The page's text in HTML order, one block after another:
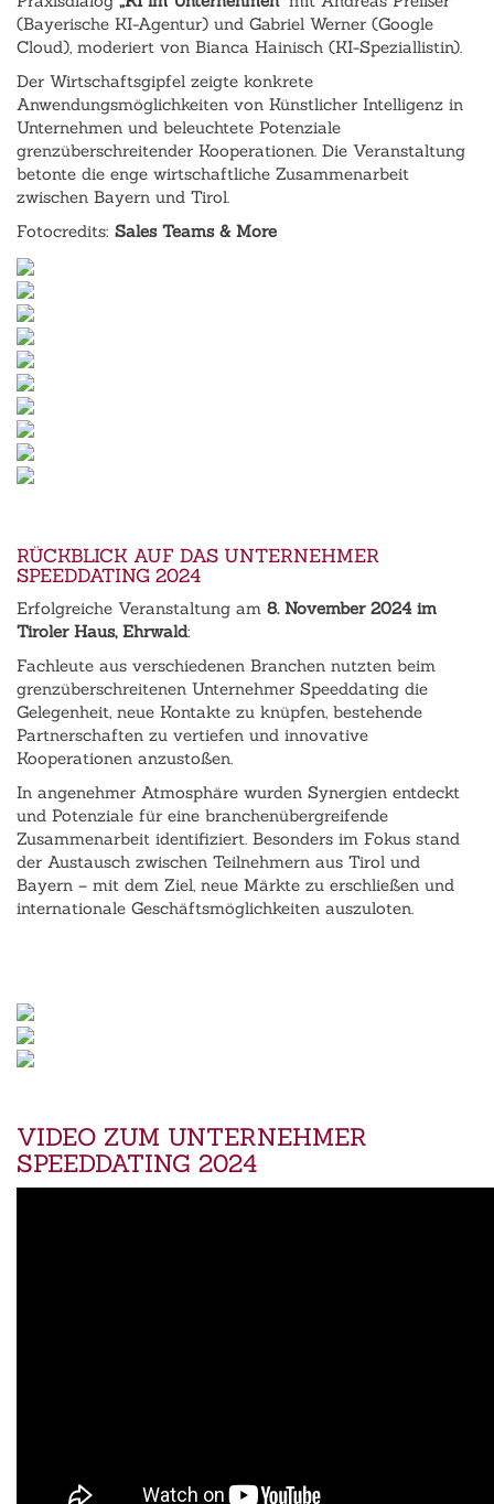
(Bayerische KI-Agentur) und Gabriel Werner (Google
Cloud), moderiert von Bianca Hainisch (KI-Speziallistin).
Der Wirtschaftsgipfel zeigte konkrete
Anwendungsmöglichkeiten von Künstlicher Intelligenz in
Unternehmen und beleuchtete Potenziale
grenzüberschreitender Kooperationen. Die Veranstaltung
betonte die enge wirtschaftliche Zusammenarbeit
zwischen Bayern und Tirol.
Fotocredits: Sales Teams & More
RÜCKBLICK AUF DAS UNTERNEHMER
SPEEDDATING 2024
Erfolgreiche Veranstaltung am 8. November 2024 im
Tiroler Haus, Ehrwald:
Fachleute aus verschiedenen Branchen nutzten beim
grenzüberschreitenen Unternehmer Speeddating die
Gelegenheit, neue Kontakte zu knüpfen, bestehende
Partnerschaften zu vertiefen und innovative
Kooperationen anzustoßen.
In angenehmer Atmosphäre wurden Synergien entdeckt
und Potenziale für eine branchenübergreifende
Zusammenarbeit identifiziert. Besonders im Fokus stand
der Austausch zwischen Teilnehmern aus Tirol und
Bayern – mit dem Ziel, neue Märkte zu erschließen und
internationale Geschäftsmöglichkeiten auszuloten.
VIDEO ZUM UNTERNEHMER
SPEEDDATING 2024